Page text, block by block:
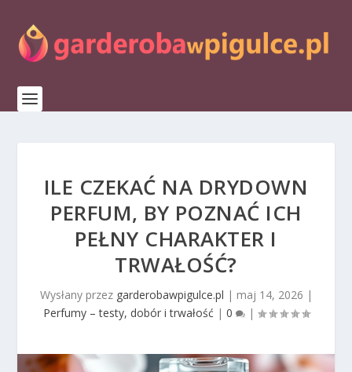
ILE CZEKAĆ NA DRYDOWN
PERFUM, BY POZNAĆ ICH
PEŁNY CHARAKTER I
TRWAŁOŚĆ?
Wysłany przez garderobawpigulce.pl | maj 14, 2026 |
Perfumy – testy, dobór i trwałość | 0 |